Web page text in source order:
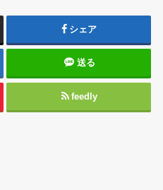
シェア
送る
feedly